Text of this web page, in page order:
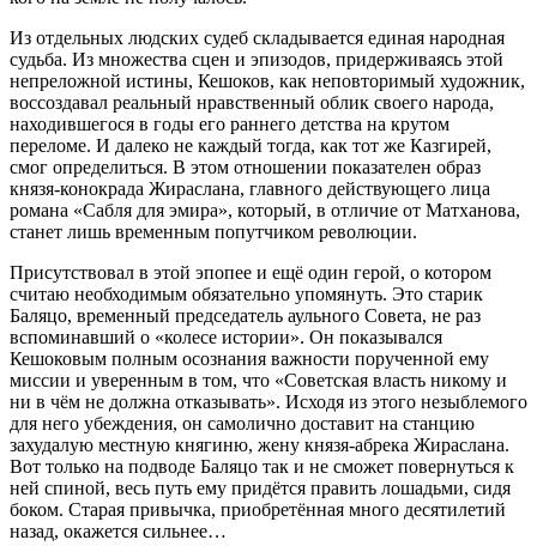
Из отдельных людских судеб складывается единая народная
судьба. Из множества сцен и эпизодов, придерживаясь этой
непреложной истины, Кешоков, как неповторимый художник,
воссоздавал реальный нравственный облик своего народа,
находившегося в годы его раннего детства на крутом
переломе. И далеко не каждый тогда, как тот же Казгирей,
смог определиться. В этом отношении показателен образ
князя-конокрада Жираслана, главного действующего лица
романа «Сабля для эмира», который, в отличие от Матханова,
станет лишь временным попутчиком революции.
Присутствовал в этой эпопее и ещё один герой, о котором
считаю необходимым обязательно упомянуть. Это старик
Баляцо, временный председатель аульного Совета, не раз
вспоминавший о «колесе истории». Он показывался
Кешоковым полным осознания важности порученной ему
миссии и уверенным в том, что «Советская власть никому и
ни в чём не должна отказывать». Исходя из этого незыблемого
для него убеждения, он самолично доставит на станцию
захудалую местную княгиню, жену князя-абрека Жираслана.
Вот только на подводе Баляцо так и не сможет повернуться к
ней спиной, весь путь ему придётся править лошадьми, сидя
боком. Старая привычка, приобретённая много десятилетий
назад, окажется сильнее…